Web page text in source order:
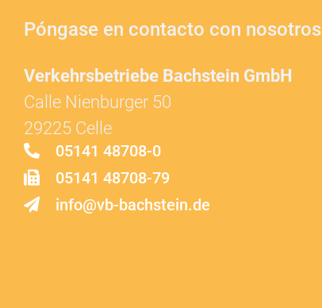
Póngase en contacto con nosotros
Verkehrsbetriebe Bachstein GmbH
Calle Nienburger 50
29225 Celle
05141 48708-0
05141 48708-79
info@vb-bachstein.de